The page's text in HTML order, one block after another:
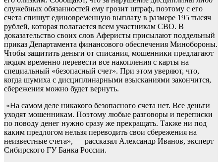
служебных обязанностей ему грозит штраф, поэтому с его
счета спишут единовременную выплату в размере 195 тысяч
рублей, которая полагается всем участникам СВО. В
доказательство своих слов Аферисты присылают поддельный
приказ Департамента финансового обеспечения Минобороны.
Чтобы защитить деньги от списания, мошенники предлагают
людям временно перевести все накопления с карты на
специальный «безопасный счет». При этом уверяют, что,
когда шумиха с дисциплинарными взысканиями закончится,
сбережения можно будет вернуть.
«На самом деле никакого безопасного счета нет. Все деньги
уходят мошенникам. Поэтому любые разговоры и переписки
по поводу денег нужно сразу же прекращать. Также ни под
каким предлогом нельзя переводить свои сбережения на
неизвестные счета», — рассказал Александр Иванов, эксперт
Сибирского ГУ Банка России.